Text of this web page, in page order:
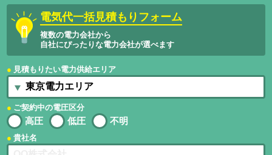
電気代一括見積もりフォーム
複数の電力会社から
自社にぴったりな電力会社が選べます
見積もりたい電力供給エリア
ご契約中の電圧区分
高圧 低圧 不明
貴社名